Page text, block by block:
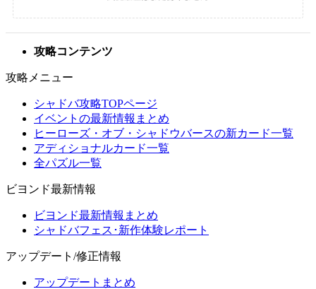
攻略コンテンツ
攻略メニュー
シャドバ攻略TOPページ
イベントの最新情報まとめ
ヒーローズ・オブ・シャドウバースの新カード一覧
アディショナルカード一覧
全パズル一覧
ビヨンド最新情報
ビヨンド最新情報まとめ
シャドバフェス･新作体験レポート
アップデート/修正情報
アップデートまとめ